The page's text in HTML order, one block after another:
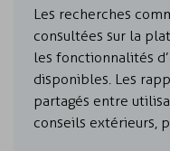
Les recherches
consultées sur la
les fonctionnalités
disponibles. Les
partagés entre
conseils extérieurs,